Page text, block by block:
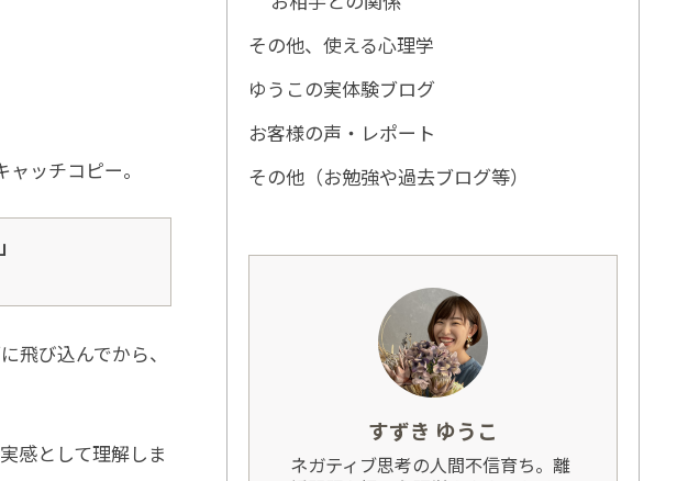
ッチコピー。
飛び込んでから、
感として理解しま
その他、使える心理学
ゆうこの実体験ブログ
お客様の声・レポート
その他（お勉強や過去ブログ等）
すずき ゆうこ
ネガティブ思考の人間不信育ち。離